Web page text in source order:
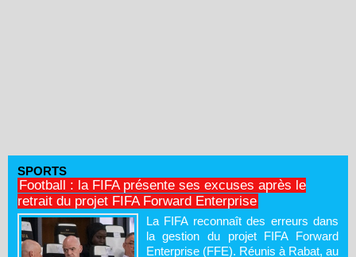
SPORTS
Football : la FIFA présente ses excuses après le
retrait du projet FIFA Forward Enterprise
La FIFA reconnaît des erreurs dans
la gestion du projet FIFA Forward
Enterprise (FFE). Réunis à Rabat, au